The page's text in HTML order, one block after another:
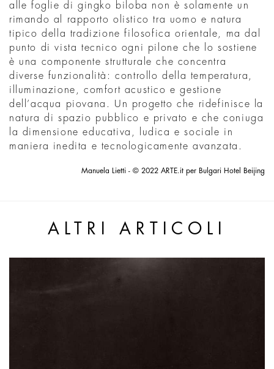
alle foglie di gingko biloba non è solamente un
rimando al rapporto olistico tra uomo e natura
tipico della tradizione filosofica orientale, ma dal
punto di vista tecnico ogni pilone che lo sostiene
è una componente strutturale che concentra
diverse funzionalità: controllo della temperatura,
illuminazione, comfort acustico e gestione
dell’acqua piovana. Un progetto che ridefinisce la
natura di spazio pubblico e privato e che coniuga
la dimensione educativa, ludica e sociale in
maniera inedita e tecnologicamente avanzata.
Manuela Lietti - © 2022 ARTE.it per Bulgari Hotel Beijing
ALTRI ARTICOLI